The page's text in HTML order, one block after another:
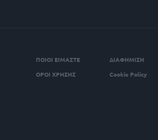
ΠΟΙΟΙ ΕΙΜΑΣΤΕ ΔΙΑΦΗΜΙΣΗ
ΟΡΟΙ ΧΡΗΣΗΣ
Cookie Policy